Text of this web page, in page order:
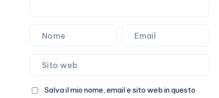
Salva il mio nome, email e sito web in questo